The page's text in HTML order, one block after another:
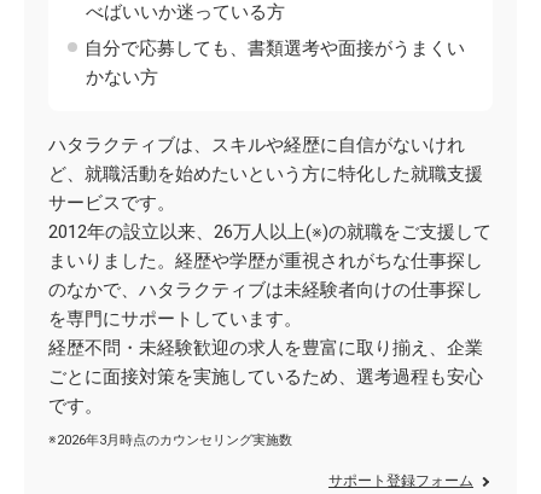
べばいいか迷っている方
自分で応募しても、書類選考や面接がうまくい
かない方
ハタラクティブは、スキルや経歴に自信がないけれ
ど、就職活動を始めたいという方に特化した就職支援
サービスです。
2012年の設立以来、26万人以上(※)の就職をご支援して
まいりました。経歴や学歴が重視されがちな仕事探し
のなかで、ハタラクティブは未経験者向けの仕事探し
を専門にサポートしています。
経歴不問・未経験歓迎の求人を豊富に取り揃え、企業
ごとに面接対策を実施しているため、選考過程も安心
です。
※2026年3月時点のカウンセリング実施数
サポート登録フォーム